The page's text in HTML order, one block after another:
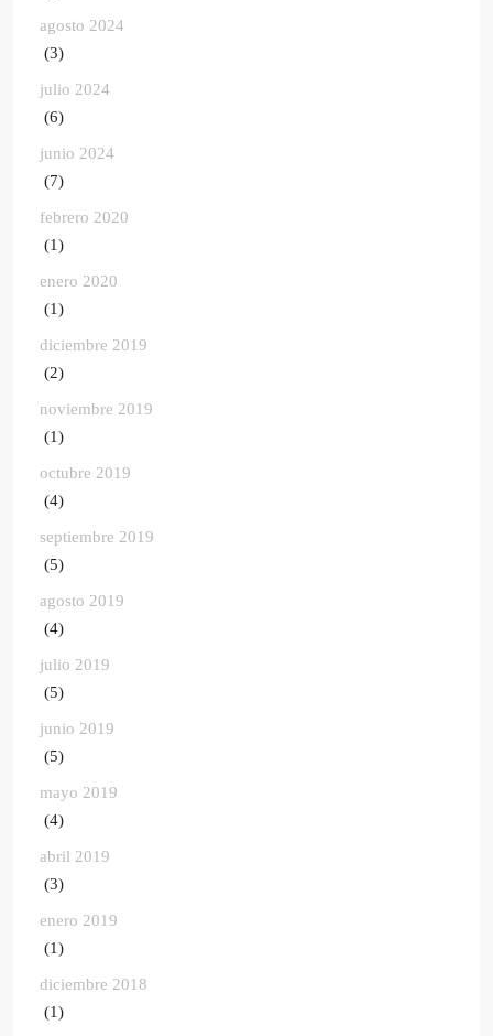
agosto 2024
(3)
julio 2024
(6)
junio 2024
(7)
febrero 2020
(1)
enero 2020
(1)
diciembre 2019
(2)
noviembre 2019
(1)
octubre 2019
(4)
septiembre 2019
(5)
agosto 2019
(4)
julio 2019
(5)
junio 2019
(5)
mayo 2019
(4)
abril 2019
(3)
enero 2019
(1)
diciembre 2018
(1)